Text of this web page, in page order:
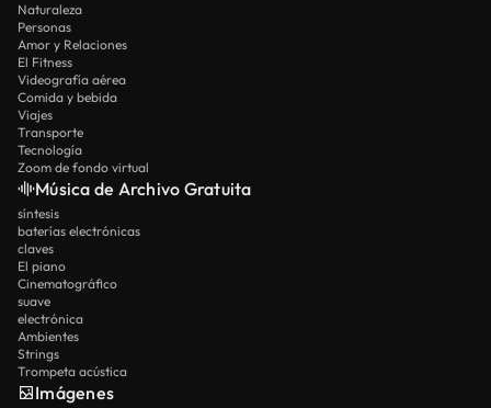
Naturaleza
Personas
Amor y Relaciones
El Fitness
Videografía aérea
Comida y bebida
Viajes
Transporte
Tecnología
Zoom de fondo virtual
Música de Archivo Gratuita
síntesis
baterías electrónicas
claves
El piano
Cinematográfico
suave
electrónica
Ambientes
Strings
Trompeta acústica
Imágenes